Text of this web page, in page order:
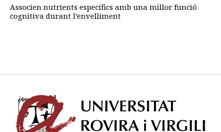
Associen nutrients específics amb una millor funció
cognitiva durant l’envelliment